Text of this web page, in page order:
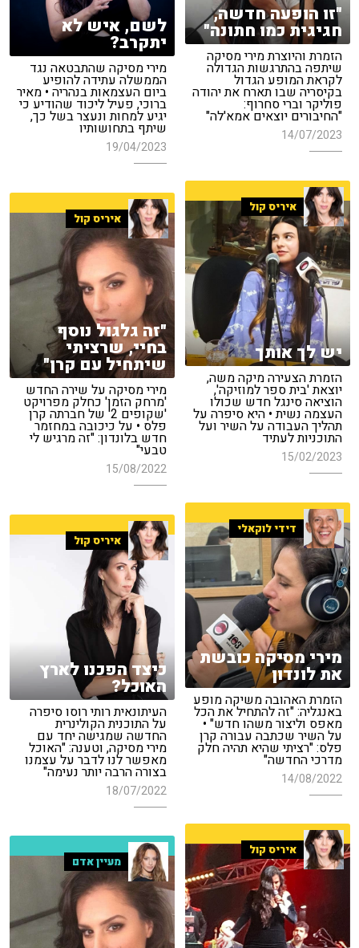
"זו הופעה חדשה,
חגיגית כמו חתונה"
הזמרת והיוצרת מירי מסיקה
שיתפה בהתרגשות הגדולה
לקראת המופע הגדול
בקיסריה שבו תארח את יהודה
פוליקר וברי סחרוף:
"החיבורים יוצאים אמא'לה"
14/07/2023
לשם, איש לא
יתקרב?
מירי מסיקה שהתבטאה נגד
הממשלה עתידה להופיע
ביום העצמאות בנהריה • מאיר
ברוכי, פעיל ליכוד שהודיע כי
יגיע למחות ונעצר בשל כך,
שיתף בתחושותיו
19/04/2023
איריס קול
יש לך אותך
הזמרת הצעירה מיקה משה,
יוצאת 'בית ספר למוזיקה',
הוציאה סינגל חדש שכולו
העצמה נשית • היא סיפרה על
תהליך העבודה על השיר ועל
התוכניות לעתיד
15/02/2023
איריס קול
"זה גלגול נוסף
בחיי, שרציתי
שיתחיל עם קרן"
מירי מסיקה על שירה החדש
'מרחק הזמן' כחלק מפרויקט
'שקופים 2' של חברתה קרן
פלס • על כיכובה במחזמר
חדש בלונדון: "זה מרגיש לי
טבעי"
15/08/2022
דידי לוקאלי
מירי מסיקה כובשת
את לונדון
הזמרת האהובה משיקה מופע
באנגליה: "זה להתחיל את הכל
מאפס וליצור משהו חדש" •
על השיר שכתבה עבורה קרן
פלס: "רציתי שהיא תהיה חלק
מדרכי החדשה"
14/08/2022
איריס קול
כיצד הפכנו לארץ
האוכל?
העיתונאית רותי רוסו סיפרה
על התוכנית הקולינרית
החדשה שמגישה יחד עם
מירי מסיקה, וטענה: "האוכל
מאפשר לנו לדבר על עצמנו
בצורה הרבה יותר נעימה"
18/07/2022
איריס קול
מעיין אדם